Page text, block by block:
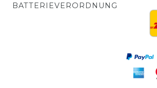
BATTERIEVERORDNUNG